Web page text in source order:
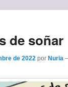
de soñar
de 2022 por Nuria